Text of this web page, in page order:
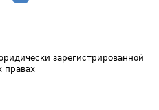
зарегистрированной
правах